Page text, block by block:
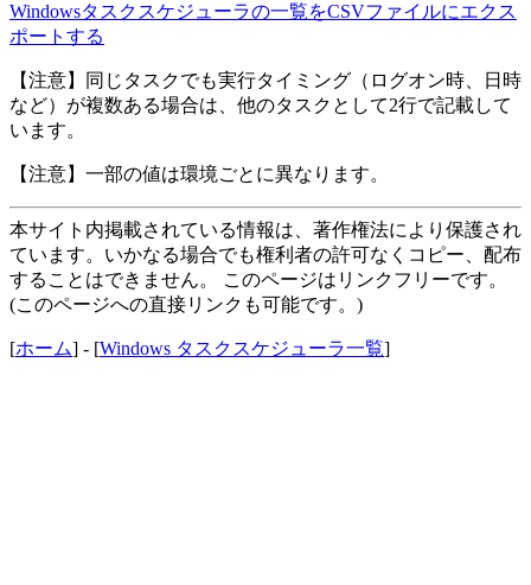
Windowsタスクスケジューラの一覧をCSVファイルにエクス
ポートする
【注意】同じタスクでも実行タイミング（ログオン時、日時
など）が複数ある場合は、他のタスクとして2行で記載して
います。
【注意】一部の値は環境ごとに異なります。
本サイト内掲載されている情報は、著作権法により保護され
ています。いかなる場合でも権利者の許可なくコピー、配布
することはできません。 このページはリンクフリーです。
(このページへの直接リンクも可能です。)
[ホーム] - [Windows タスクスケジューラ一覧]